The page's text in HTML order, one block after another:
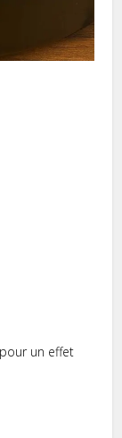
un effet